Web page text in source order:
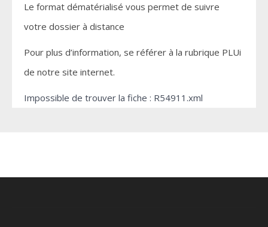
Le format dématérialisé vous permet de suivre
votre dossier à distance
Pour plus d’information, se référer à la rubrique PLUi
de notre site internet.
Impossible de trouver la fiche : R54911.xml